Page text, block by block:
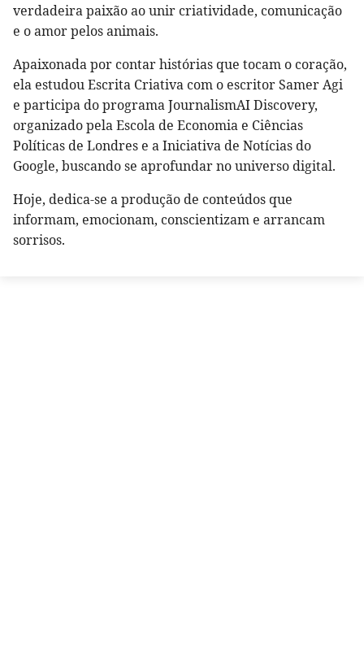
verdadeira paixão ao unir criatividade, comunicação
e o amor pelos animais.
Apaixonada por contar histórias que tocam o coração,
ela estudou Escrita Criativa com o escritor Samer Agi
e participa do programa JournalismAI Discovery,
organizado pela Escola de Economia e Ciências
Políticas de Londres e a Iniciativa de Notícias do
Google, buscando se aprofundar no universo digital.
Hoje, dedica-se a produção de conteúdos que
informam, emocionam, conscientizam e arrancam
sorrisos.